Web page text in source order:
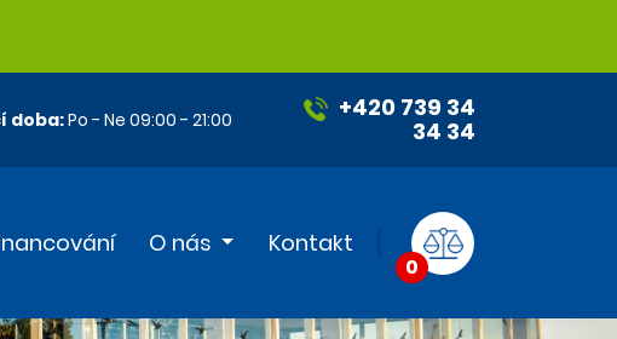
doba:Po - Ne 09:00 - 21:00 +420 739 34
34 34
O nás Kontakt
0